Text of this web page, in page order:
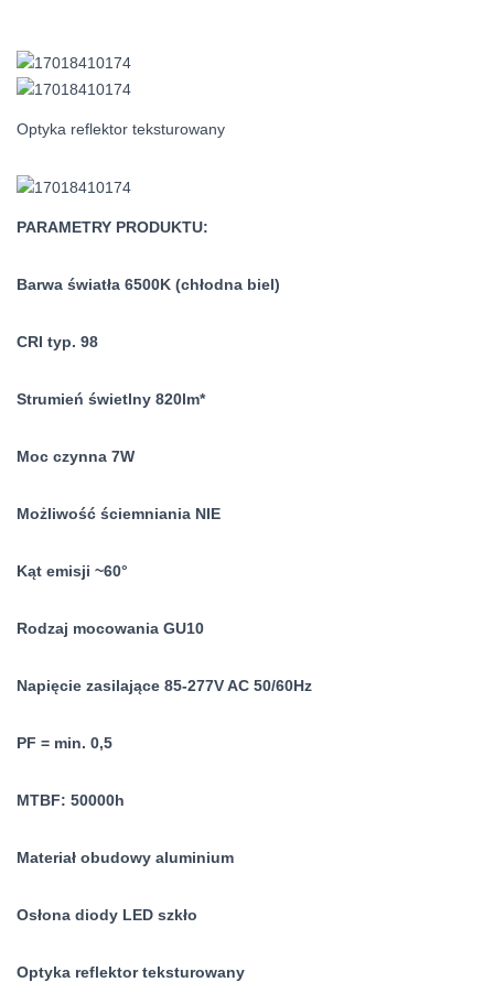
Optyka reflektor teksturowany
PARAMETRY PRODUKTU:
Barwa światła 6500K (chłodna biel)
CRI typ. 98
Strumień świetlny 820lm*
Moc czynna 7W
Możliwość ściemniania NIE
Kąt emisji ~60°
Rodzaj mocowania GU10
Napięcie zasilające 85-277V AC 50/60Hz
PF = min. 0,5
MTBF: 50000h
Materiał obudowy aluminium
Osłona diody LED szkło
Optyka reflektor teksturowany